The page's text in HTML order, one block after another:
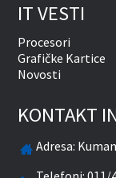
IT VESTI
Procesori
Grafičke Kartice
Novosti
KONTAKT
Adresa: